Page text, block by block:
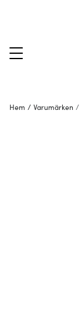
Hem / Varumärken /